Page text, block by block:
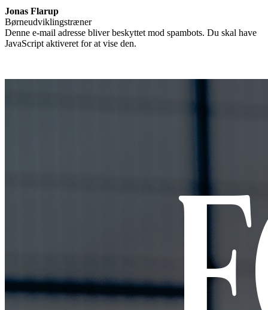
Jonas Flarup
Børneudviklingstræner
Denne e-mail adresse bliver beskyttet mod spambots. Du skal have
JavaScript aktiveret for at vise den.